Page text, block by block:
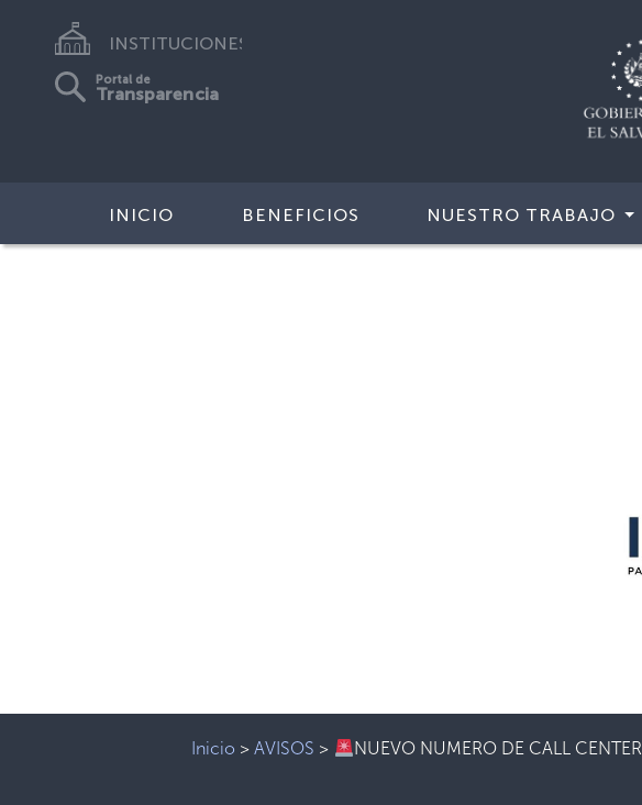
INSTITUCIONES
Portal de
Transparencia
INICIO BENEFICIOS NUESTRO TRABAJO
Inicio >AVISOS > NUEVO NUMERO DE CALL CENTER